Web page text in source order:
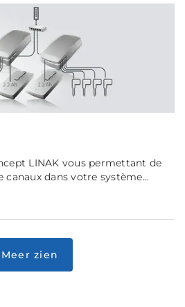
LINAK vous permettant de
dans votre système...